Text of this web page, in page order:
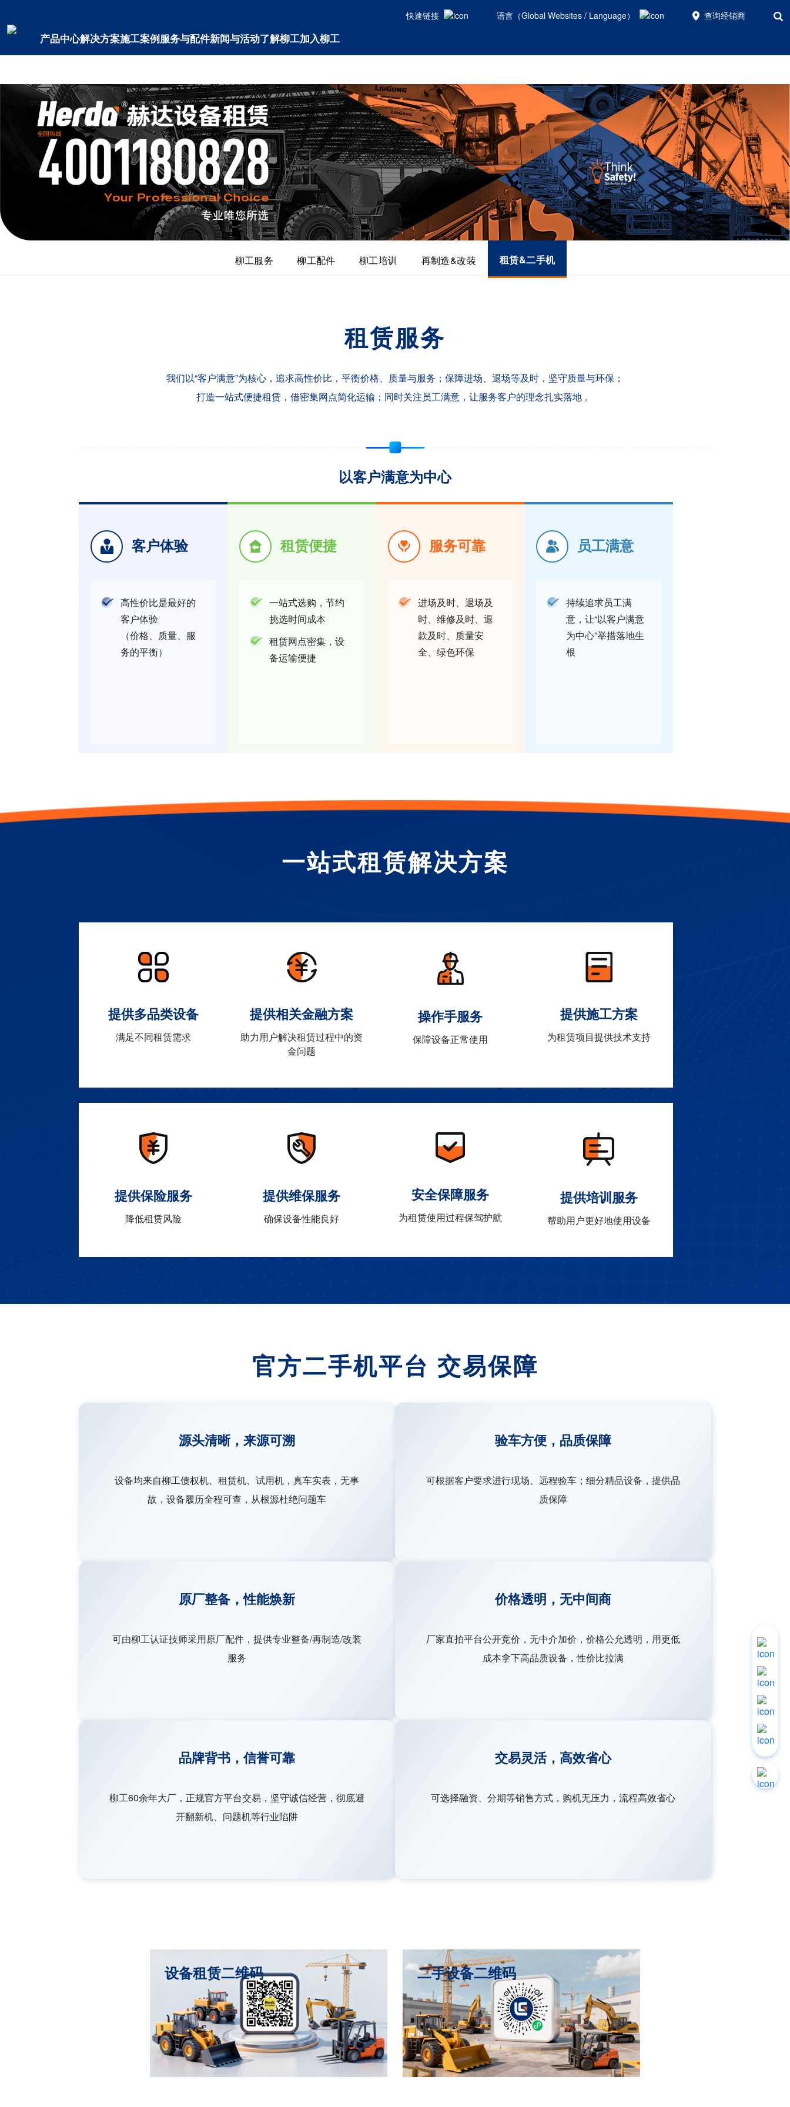
产品中心解决方案施工案例服务与配件新闻与活动了解柳工加入柳工
快速链接 语言（Global Websites / Language） 查询经销商
立即
询价
人工
服务
联系
电话
柳工
商城
柳工服务 柳工配件 柳工培训 再制造&改装 租赁&二手机
租赁服务
我们以“客户满意”为核心，追求高性价比，平衡价格、质量与服务；保障进场、退场等及时，坚守质量与环保；
打造一站式便捷租赁，借密集网点简化运输；同时关注员工满意，让服务客户的理念扎实落地 。
以客户满意为中心
客户体验
高性价比是最好的
客户体验
（价格、质量、服
务的平衡）
租赁便捷
一站式选购，节约
挑选时间成本
租赁网点密集，设
备运输便捷
服务可靠
进场及时、退场及
时、维修及时、退
款及时、质量安
全、绿色环保
员工满意
持续追求员工满
意，让“以客户满意
为中心”举措落地生
根
一站式租赁解决方案
提供多品类设备
满足不同租赁需求
提供相关金融方案
助力用户解决租赁过程中的资
金问题
操作手服务
保障设备正常使用
提供施工方案
为租赁项目提供技术支持
提供保险服务
降低租赁风险
提供维保服务
确保设备性能良好
安全保障服务
为租赁使用过程保驾护航
提供培训服务
帮助用户更好地使用设备
官方二手机平台 交易保障
源头清晰，来源可溯
设备均来自柳工债权机、租赁机、试用机，真车实表，无事
故，设备履历全程可查，从根源杜绝问题车
验车方便，品质保障
可根据客户要求进行现场、远程验车；细分精品设备，提供品
质保障
原厂整备，性能焕新
可由柳工认证技师采用原厂配件，提供专业整备/再制造/改装
服务
价格透明，无中间商
厂家直拍平台公开竞价，无中介加价，价格公允透明，用更低
成本拿下高品质设备，性价比拉满
品牌背书，信誉可靠
柳工60余年大厂，正规官方平台交易，坚守诚信经营，彻底避
开翻新机、问题机等行业陷阱
交易灵活，高效省心
可选择融资、分期等销售方式，购机无压力，流程高效省心
设备租赁二维码 二手设备二维码